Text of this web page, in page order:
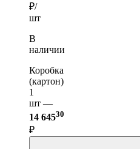
₽/
шт
В
наличии
Коробка
(картон)
1
шт —
14 64530
₽